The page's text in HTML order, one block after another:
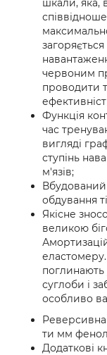
шкали, яка,
червоним
проводити
Функція
час
вигляді
ступінь
м'язів;
обдування
Якісне
великою
поглинають
суглоби і
особливо
ти мм
Додаткові